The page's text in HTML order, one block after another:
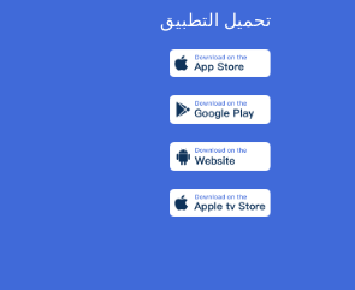
تحميل التطبيق